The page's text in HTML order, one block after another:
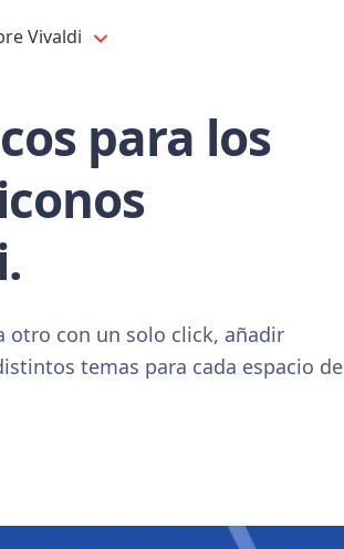
Vivaldi
para los
otro con un solo click, añadir
temas para cada espacio de